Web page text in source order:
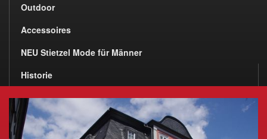
Outdoor
Accessoires
NEU Stietzel Mode für Männer
Historie